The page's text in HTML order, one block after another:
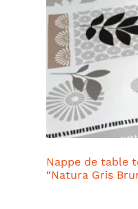
Nappe de table
“Natura Gris